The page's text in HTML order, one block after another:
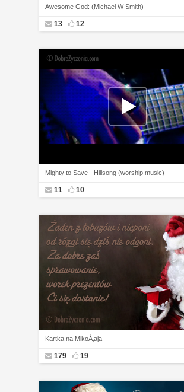
Awesome God: (Michael W Smith)
13 12
Mighty to Save - Hillsong (worship music)
11 10
Kartka na MikoÅ‚aja
179 19